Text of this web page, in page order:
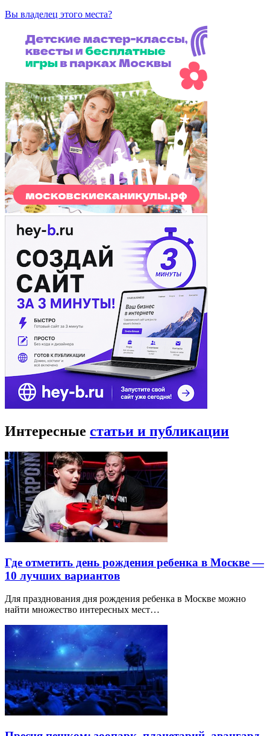
Вы владелец этого места?
Интересные статьи и публикации
Где отметить день рождения ребенка в Москве —
10 лучших вариантов
Для празднования дня рождения ребенка в Москве можно
найти множество интересных мест…